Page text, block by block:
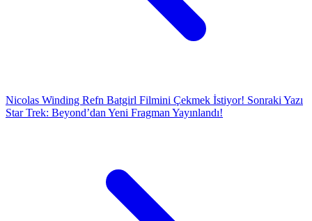
Nicolas Winding Refn Batgirl Filmini Çekmek İstiyor! Sonraki Yazı
Star Trek: Beyond’dan Yeni Fragman Yayınlandı!